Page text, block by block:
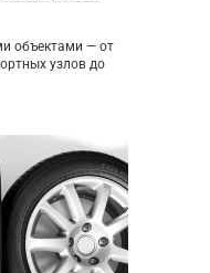
объектами — от
узлов до